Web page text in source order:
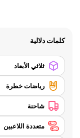
كلمات دلالية
ثلاثي الأبعاد
رياضات خطرة
شاحنة
متعددة اللاعبين